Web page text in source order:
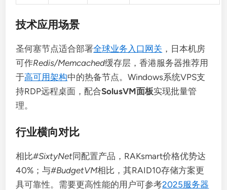
技术应用场景
圣何塞节点适合部署全球业务入口网关 ，日本机房
可作Redis/Memcached缓存层，香港服务器推荐用
于高可用架构中的热备节点。Windows系统VPS支
持RDP远程桌面，配合SolusVM面板实现批量管
理。
行业横向对比
相比#SixtyNet同配置产品，RAKsmart价格优势达
40%；与#BudgetVM相比，其RAID10存储方案更
具可靠性。需要更高性能的用户可参考2025服务器